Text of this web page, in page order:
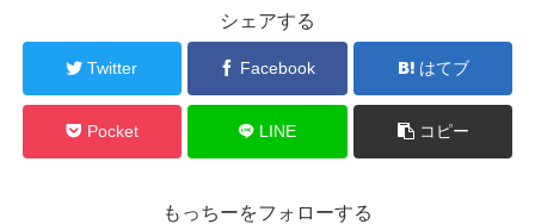
シェアする
Twitter Facebook はてブ
Pocket LINE コピー
もっちーをフォローする